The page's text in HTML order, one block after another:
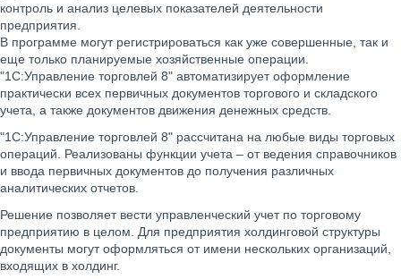
контроль и анализ целевых показателей деятельности
предприятия.
В программе могут регистрироваться как уже совершенные, так и
еще только планируемые хозяйственные операции.
"1С:Управление торговлей 8" автоматизирует оформление
практически всех первичных документов торгового и складского
учета, а также документов движения денежных средств.
"1С:Управление торговлей 8" рассчитана на любые виды торговых
операций. Реализованы функции учета – от ведения справочников
и ввода первичных документов до получения различных
аналитических отчетов.
Решение позволяет вести управленческий учет по торговому
предприятию в целом. Для предприятия холдинговой структуры
документы могут оформляться от имени нескольких организаций,
входящих в холдинг.